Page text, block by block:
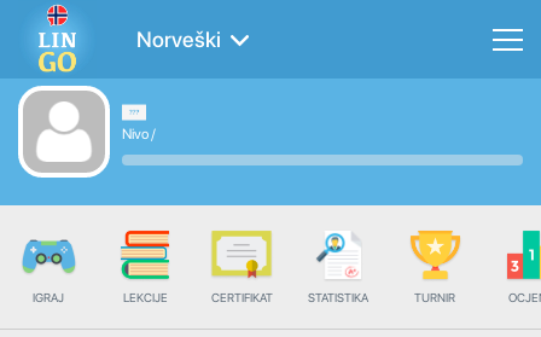
Norveški
Nivo/
IGRAJ LEKCIJE CERTIFIKAT STATISTIKA TURNIR